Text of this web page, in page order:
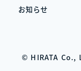
お知らせ
© HIRATA